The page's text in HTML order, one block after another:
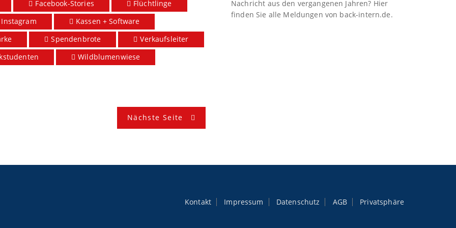
Facebook-Stories
Flüchtlinge
Instagram
Kassen + Software
Spendenbrote
Verkaufsleiter
Wildblumenwiese
Nächste Seite
Nachricht aus den vergangenen Jahren? Hier
finden Sie alle Meldungen von back-intern.de.
Kontakt
Impressum Datenschutz AGB Privatsphäre